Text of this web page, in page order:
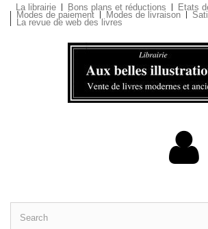
La librairie Bons plans et réductions Etats
Modes de paiement Modes de livraison
La revue de web des livres